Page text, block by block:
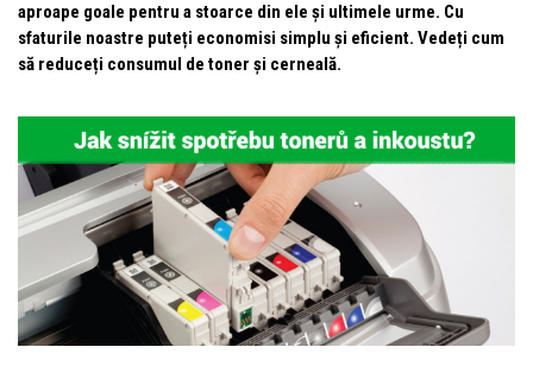
aproape goale pentru a stoarce din ele și ultimele urme. Cu
sfaturile noastre puteți economisi simplu și eficient. Vedeți cum
să reduceți consumul de toner și cerneală.